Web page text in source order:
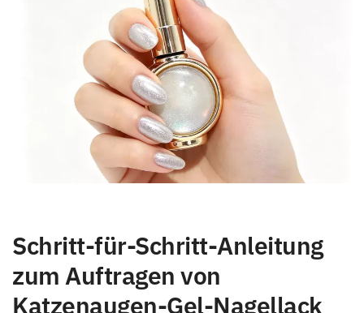
Schritt-für-Schritt-Anleitung
zum Auftragen von
Katzenaugen-Gel-Nagellack